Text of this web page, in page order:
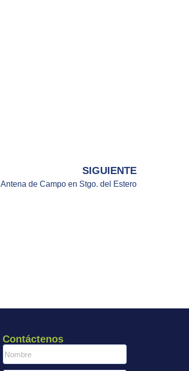
SIGUIENTE
Antena de Campo en Stgo. del Estero
Contáctenos